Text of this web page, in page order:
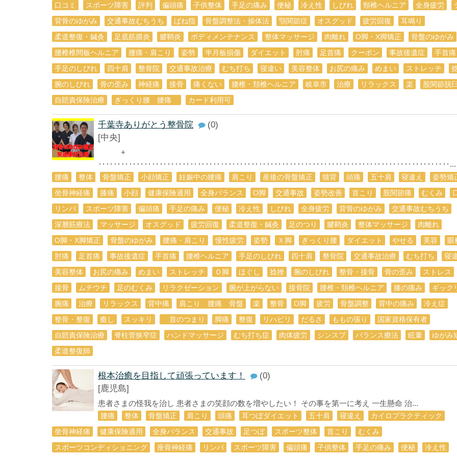
口コミ
スポーツ障害 評判 偏頭痛 子供整体 手足の痛み 便秘 冷え性 しびれ 頸椎ヘルニア 全身疲労
背骨のゆがみ
交通事故むちうち ばね指 骨盤調整法・操体法 顎関節症 オスグッド 疲労回復
耳鳴り
柔道整復・鍼灸
足底筋膜炎 腱鞘炎 ボディメンテナンス 整体マッサージ 肉離れ O脚・X脚矯正 骨盤のゆがみ
腰椎椎間板ヘルニア
腰痛・肩こり 姿勢 半月板損傷 ダイエット 肘痛 足首痛 クーポン 事故後遺症
手首痛
手足のしびれ
四十肩 整骨院 交通事故治療 むち打ち 寝違い 美容整体 お尻の痛み めまい ストレッチ
腕のしびれ
骨の歪み 神経痛 接骨 痛くない 腰椎・頚椎ヘルニア 岐阜市 治療 リラックス 楽
股関節脱臼
自賠責保険治療
ぎっくり腰 腰痛 カード利用可
千葉寺ありがとう整骨院
(0)
[中央]
+
‥‥‥‥‥‥‥‥‥‥‥‥‥‥‥‥‥‥‥‥‥‥‥‥‥‥‥‥‥‥‥‥‥‥‥‥‥‥‥‥‥‥‥‥‥‥...
腰痛 整体 骨盤矯正 小顔矯正 妊娠中の腰痛 肩こり 産後の骨盤矯正 猫背 頭痛 五十肩 寝違え
姿勢矯
坐骨神経痛
膝痛 小顔 健康保険適用 全身バランス О脚 交通事故 姿勢改善 首こり 股関節痛 むくみ
リンパ
スポーツ障害 偏頭痛 手足の痛み 便秘 冷え性 しびれ 全身疲労 背骨のゆがみ
交通事故むちうち
深層筋療法
マッサージ オスグッド 疲労回復 柔道整復・鍼灸 足のつり 腱鞘炎 整体マッサージ
肉離れ
O脚・X脚矯正
骨盤のゆがみ 腰痛・肩こり 慢性疲労 姿勢 Ｘ脚 ぎっくり腰 ダイエット やせる 美容
眼
肘痛
足首痛 事故後遺症 手首痛 腰椎ヘルニア 手足のしびれ 四十肩 整骨院 交通事故治療 むち打ち
寝
美容整体
お尻の痛み めまい ストレッチ Ｏ脚 ほぐし 捻挫 腕のしびれ 整骨・接骨 骨の歪み ストレス
接骨
ムチウチ 足のむくみ リラクゼーション 腕が上がらない 接骨院 腰椎・頚椎ヘルニア 膝の痛み
ギック
腕痛
治療 リラックス 背中痛 肩こり 腰痛 骨盤 楽 整骨 O脚 疲労 骨盤調整 背中の痛み
冷え症
整骨・整復
癒し スッキリ 首のつまり 脚痛 整復 リハビリ だるさ ももの張り
国家資格保有者
自賠責保険治療
脊柱管狭窄症 ハンドマッサージ むち打ち症 肉体疲労 シンスプ バランス療法 眩暈
ゆがみ
柔道整復師
根本治癒を目指して頑張っています！
(0)
[鹿児島]
患者さまの怪我を治し 患者さまの笑顔の数を増やしたい！ その事を第一に考え 一生懸命 治...
腰痛 整体 骨盤矯正 肩こり 頭痛 耳つぼダイエット 五十肩 寝違え
カイロプラクティック
坐骨神経痛
健康保険適用 全身バランス 交通事故 足つぼ スポーツ整体 首こり
むくみ
スポーツコンディショニング
座骨神経痛 リンパ スポーツ障害 偏頭痛 子供整体 手足の痛み 便秘 冷え性